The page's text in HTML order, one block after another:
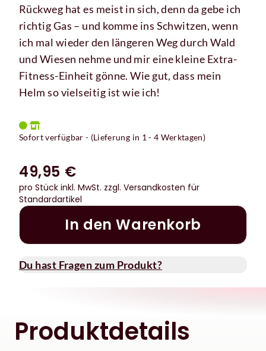
Rückweg hat es meist in sich, denn da gebe ich
richtig Gas – und komme ins Schwitzen, wenn
ich mal wieder den längeren Weg durch Wald
und Wiesen nehme und mir eine kleine Extra-
Fitness-Einheit gönne. Wie gut, dass mein
Helm so vielseitig ist wie ich!
Sofort verfügbar - (Lieferung in 1 - 4 Werktagen)
49,95 €
pro Stück inkl. MwSt. zzgl. Versandkosten für
Standardartikel
In den Warenkorb
Du hast Fragen zum Produkt?
Produktdetails